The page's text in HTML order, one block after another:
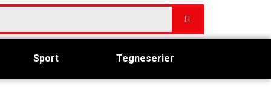
Sport Tegneserier